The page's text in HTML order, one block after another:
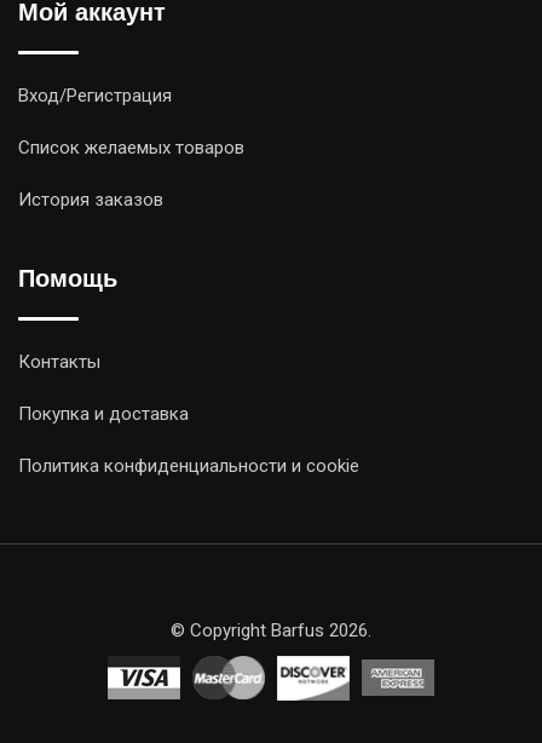
Мой аккаунт
Вход/Регистрация
Список желаемых товаров
История заказов
Помощь
Контакты
Покупка и доставка
Политика конфиденциальности и cookie
© Copyright Barfus 2026.